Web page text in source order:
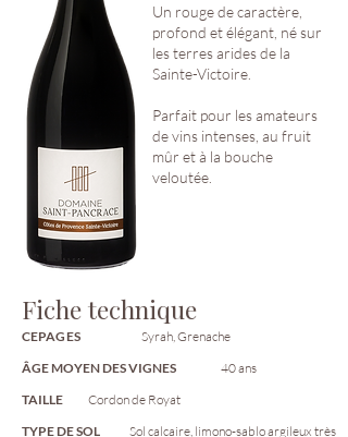
Un rouge de caractère,
profond et élégant, né sur
les terres arides de la
Sainte-Victoire.
Parfait pour les amateurs
de vins intenses, au fruit
mûr et à la bouche
veloutée.
Fiche technique
CEPAGES
Syrah, Grenache
40 ans
ÂGE MOYEN DES VIGNES
Cordon de Royat
TAILLE
TYPE DE SOL
Sol calcaire, limono-sablo argileux très